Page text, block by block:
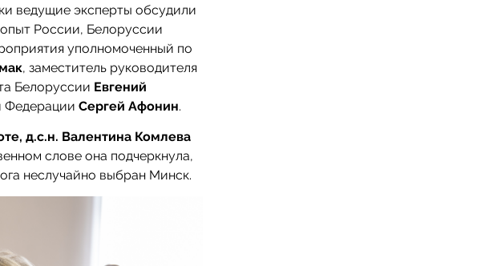
ведущие эксперты обсудили
России, Белоруссии
уполномоченный по
, заместитель руководителя
Белоруссии Евгений
Федерации Сергей Афонин.
д.с.н. Валентина Комлева
слове она подчеркнула,
неслучайно выбран Минск.